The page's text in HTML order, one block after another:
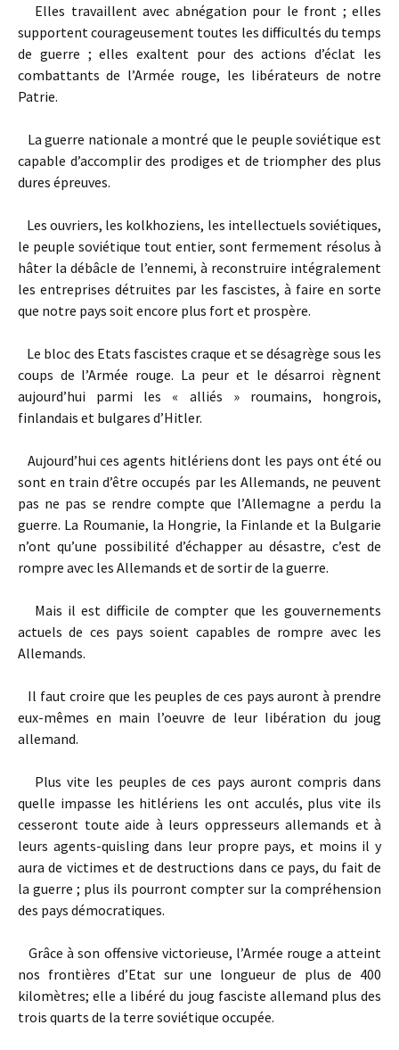
Elles travaillent avec abnégation pour le front ; elles
supportent courageusement toutes les difficultés du temps
de guerre ; elles exaltent pour des actions d’éclat les
combattants de l’Armée rouge, les libérateurs de notre
Patrie.
La guerre nationale a montré que le peuple soviétique est
capable d’accomplir des prodiges et de triompher des plus
dures épreuves.
Les ouvriers, les kolkhoziens, les intellectuels soviétiques,
le peuple soviétique tout entier, sont fermement résolus à
hâter la débâcle de l’ennemi, à reconstruire intégralement
les entreprises détruites par les fascistes, à faire en sorte
que notre pays soit encore plus fort et prospère.
Le bloc des Etats fascistes craque et se désagrège sous les
coups de l’Armée rouge. La peur et le désarroi règnent
aujourd’hui parmi les « alliés » roumains, hongrois,
finlandais et bulgares d’Hitler.
Aujourd’hui ces agents hitlériens dont les pays ont été ou
sont en train d’être occupés par les Allemands, ne peuvent
pas ne pas se rendre compte que l’Allemagne a perdu la
guerre. La Roumanie, la Hongrie, la Finlande et la Bulgarie
n’ont qu’une possibilité d’échapper au désastre, c’est de
rompre avec les Allemands et de sortir de la guerre.
Mais il est difficile de compter que les gouvernements
actuels de ces pays soient capables de rompre avec les
Allemands.
Il faut croire que les peuples de ces pays auront à prendre
eux-mêmes en main l’oeuvre de leur libération du joug
allemand.
Plus vite les peuples de ces pays auront compris dans
quelle impasse les hitlériens les ont acculés, plus vite ils
cesseront toute aide à leurs oppresseurs allemands et à
leurs agents-quisling dans leur propre pays, et moins il y
aura de victimes et de destructions dans ce pays, du fait de
la guerre ; plus ils pourront compter sur la compréhension
des pays démocratiques.
Grâce à son offensive victorieuse, l’Armée rouge a atteint
nos frontières d’Etat sur une longueur de plus de 400
kilomètres; elle a libéré du joug fasciste allemand plus des
trois quarts de la terre soviétique occupée.